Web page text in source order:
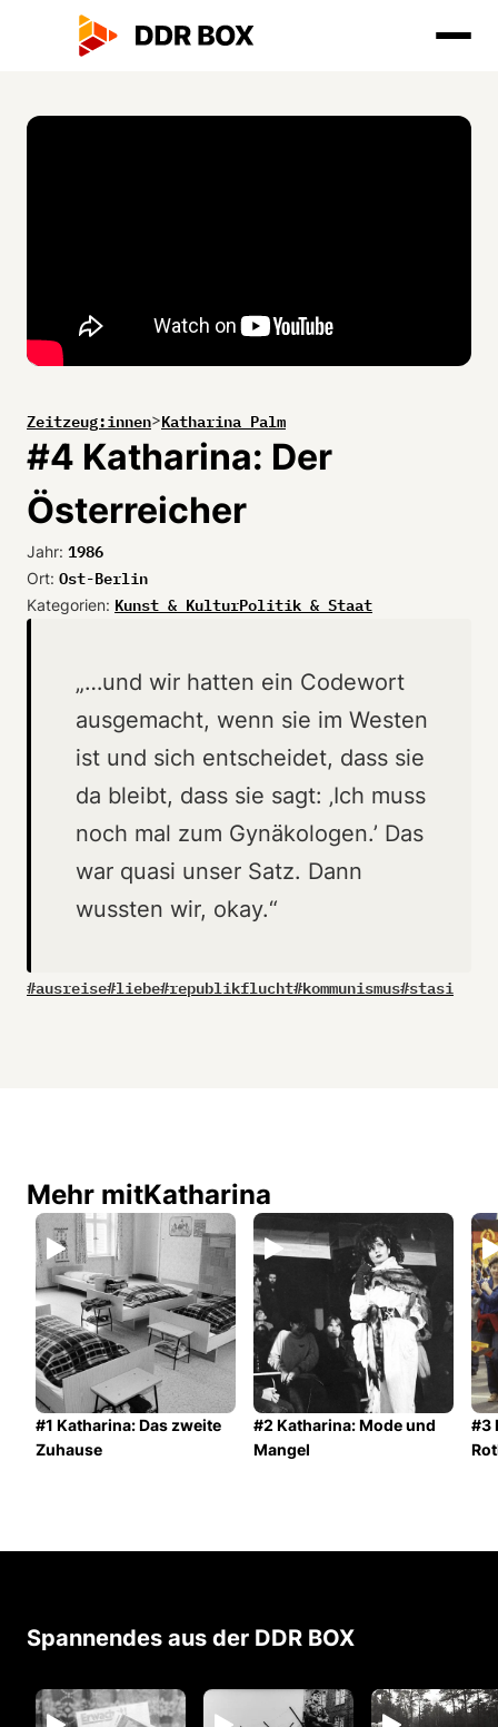
Zeitzeug:innen>Katharina Palm
#4 Katharina: Der
Österreicher
Jahr: 1986
Ort: Ost-Berlin
Kategorien: Kunst & KulturPolitik & Staat
„…und wir hatten ein Codewort
ausgemacht, wenn sie im Westen
ist und sich entscheidet, dass sie
da bleibt, dass sie sagt: ‚Ich muss
noch mal zum Gynäkologen.’ Das
war quasi unser Satz. Dann
wussten wir, okay.“
#ausreise#liebe#republikflucht#kommunismus#stasi
Mehr mitKatharina
#1 Katharina: Das zweite
Zuhause
#2 Katharina: Mode und
Mangel
#3
Spannendes aus der DDR BOX